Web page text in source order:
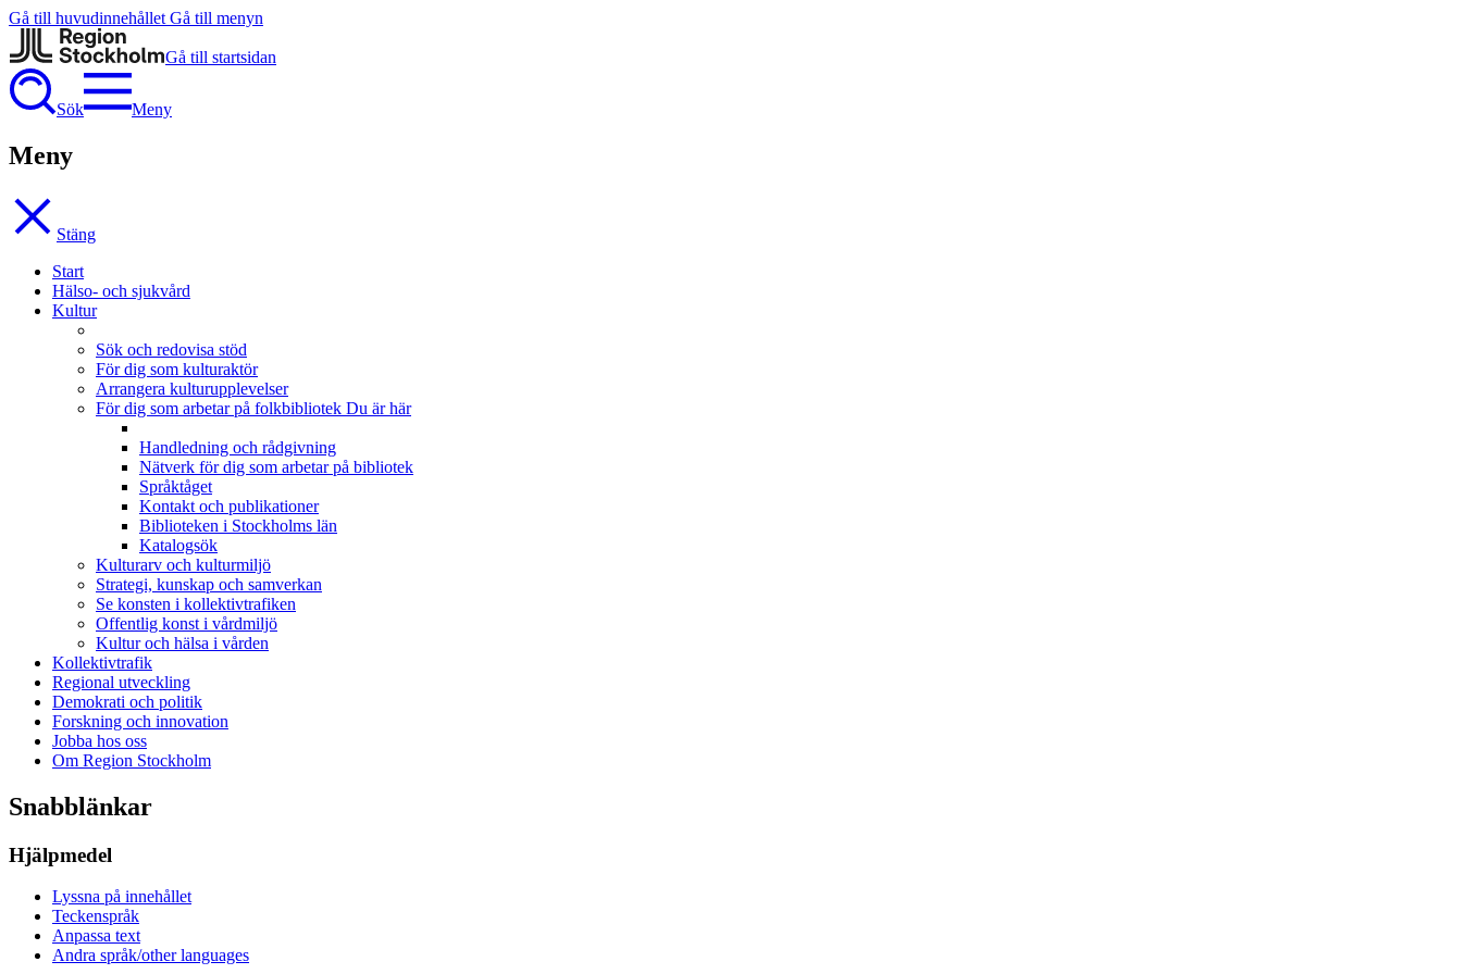
Gå till huvudinnehållet Gå till menyn
Gå till startsidan
Sök Meny
Meny
Stäng
Start
Hälso- och sjukvård
Kultur
Sök och redovisa stöd
För dig som kulturaktör
Arrangera kulturupplevelser
För dig som arbetar på folkbibliotek Du är här
Handledning och rådgivning
Nätverk för dig som arbetar på bibliotek
Språktåget
Kontakt och publikationer
Biblioteken i Stockholms län
Katalogsök
Kulturarv och kulturmiljö
Strategi, kunskap och samverkan
Se konsten i kollektivtrafiken
Offentlig konst i vårdmiljö
Kultur och hälsa i vården
Kollektivtrafik
Regional utveckling
Demokrati och politik
Forskning och innovation
Jobba hos oss
Om Region Stockholm
Snabblänkar
Hjälpmedel
Lyssna på innehållet
Teckenspråk
Anpassa text
Andra språk/other languages